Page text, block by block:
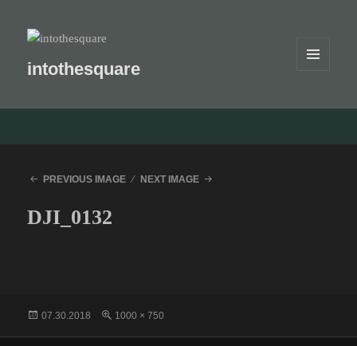
intothesquare
PREVIOUS IMAGE NEXT IMAGE
DJI_0132
Posted
07.30.2018
Full
1000 × 750